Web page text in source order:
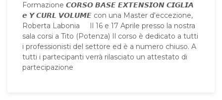
Formazione 𝘾𝙊𝙍𝙎𝙊 𝘽𝘼𝙎𝙀 𝙀𝙓𝙏𝙀𝙉𝙎𝙄𝙊𝙉 𝘾𝙄𝙂𝙇𝙄𝘼
𝙚 𝙔 𝘾𝙐𝙍𝙇 𝙑𝙊𝙇𝙐𝙈𝙀 con una Master d'eccezione,
Roberta Labonia Il 16 e 17 Aprile presso la nostra
sala corsi a Tito (Potenza) Il corso è dedicato a tutti
i professionisti del settore ed è a numero chiuso. A
tutti i partecipanti verrà rilasciato un attestato di
partecipazione